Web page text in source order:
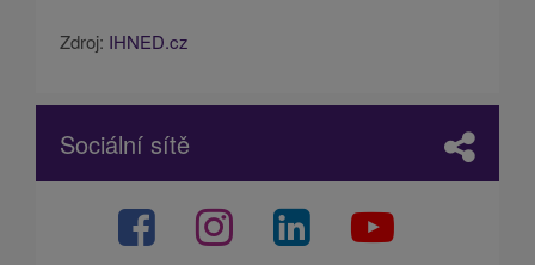
Zdroj: IHNED.cz
Sociální sítě